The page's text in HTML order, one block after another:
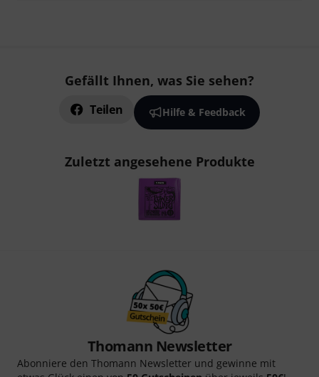
Gefällt Ihnen, was Sie sehen?
Teilen Hilfe & Feedback
Zuletzt angesehene Produkte
Thomann Newsletter
Abonniere den Thomann Newsletter und gewinne mit